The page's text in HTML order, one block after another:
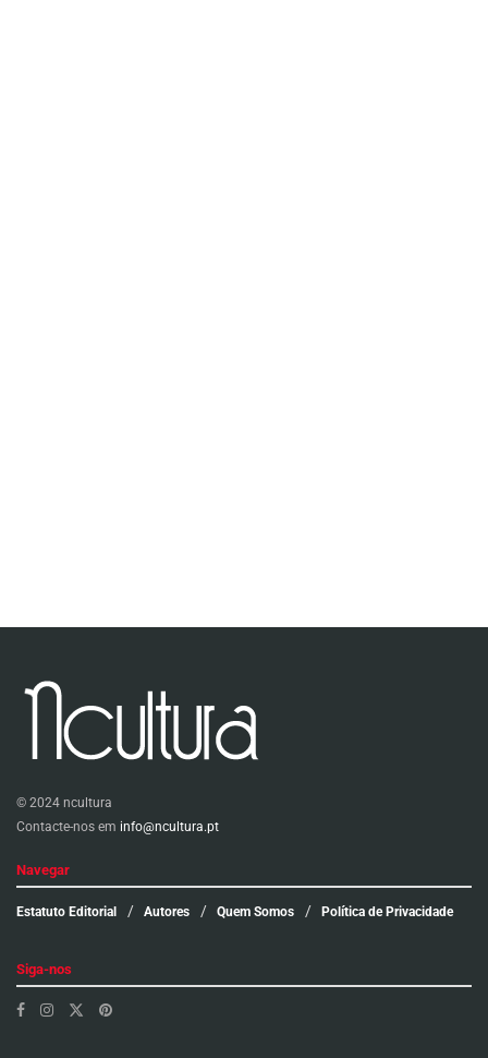
© 2024 ncultura
Contacte-nos em info@ncultura.pt
Navegar
Estatuto Editorial Autores Quem Somos Política de Privacidade
Siga-nos